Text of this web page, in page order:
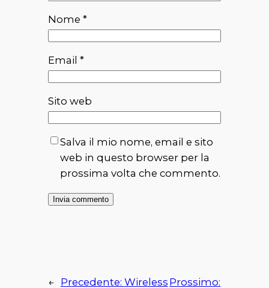
Nome *
Email *
Sito web
Salva il mio nome, email e sito
web in questo browser per la
prossima volta che commento.
← Precedente: Wireless Prossimo: